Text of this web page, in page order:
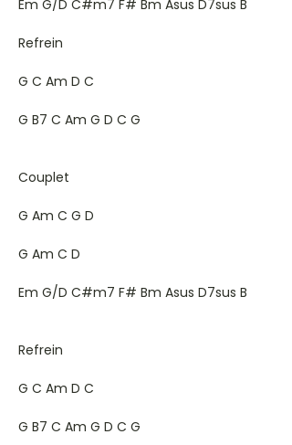
Em G/D C#m7 F# Bm Asus D7sus B
Refrein
G C Am D C
G B7 C Am G D C G
Couplet
G Am C G D
G Am C D
Em G/D C#m7 F# Bm Asus D7sus B
Refrein
G C Am D C
G B7 C Am G D C G